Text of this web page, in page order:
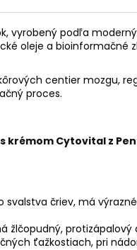
vyrobený podľa
oleje a
centier mozgu,
proces.
krémomCytovital z
svalstva čriev, má
žlčopudný,
ťažkostiach, pri